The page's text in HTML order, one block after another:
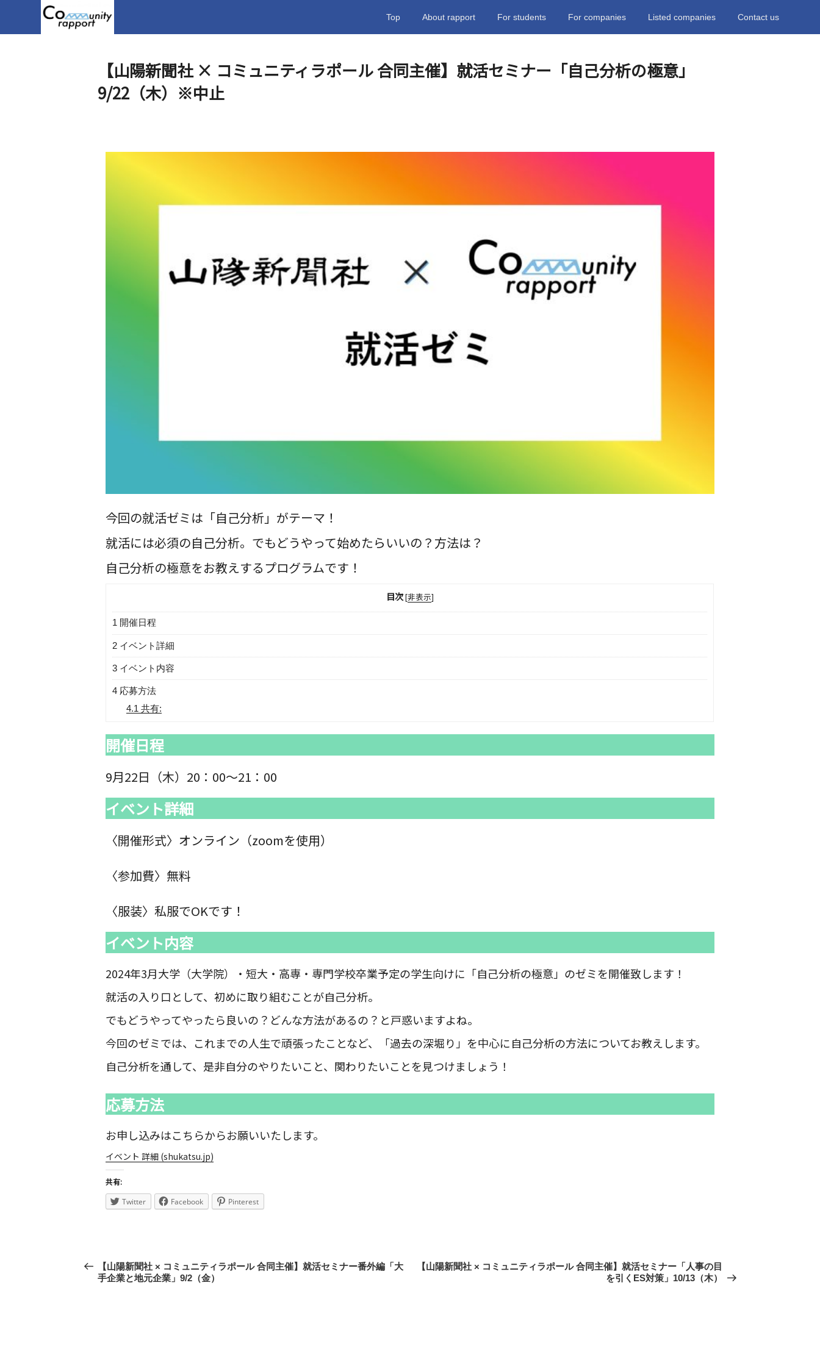
Top About rapport For students For companies Listed companies Contact us
【山陽新聞社 × コミュニティラポール 合同主催】就活セミナー「自己分析の極意」
9/22（木）※中止
今回の就活ゼミは「自己分析」がテーマ！
就活には必須の自己分析。でもどうやって始めたらいいの？方法は？
自己分析の極意をお教えするプログラムです！
目次[非表示]
1 開催日程
2 イベント詳細
3 イベント内容
4 応募方法
4.1 共有:
開催日程
9月22日（木）20：00～21：00
イベント詳細
〈開催形式〉オンライン（zoomを使用）
〈参加費〉無料
〈服装〉私服でOKです！
イベント内容
2024年3月大学（大学院）・短大・高専・専門学校卒業予定の学生向けに「自己分析の極意」のゼミを開催致します！
就活の入り口として、初めに取り組むことが自己分析。
でもどうやってやったら良いの？どんな方法があるの？と戸惑いますよね。
今回のゼミでは、これまでの人生で頑張ったことなど、「過去の深堀り」を中心に自己分析の方法についてお教えします。
自己分析を通して、是非自分のやりたいこと、関わりたいことを見つけましょう！
応募方法
お申し込みはこちらからお願いいたします。
イベント 詳細 (shukatsu.jp)
共有:
Twitter
Facebook Pinterest
投
稿
前
の
【山陽新聞社 × コミュニティラポール 合同主催】就活セミナー番外編「大
手企業と地元企業」9/2（金）
次
【山陽新聞社 × コミュニティラポール 合同主催】就活セミナー「人事の目
を引くES対策」10/13（木）